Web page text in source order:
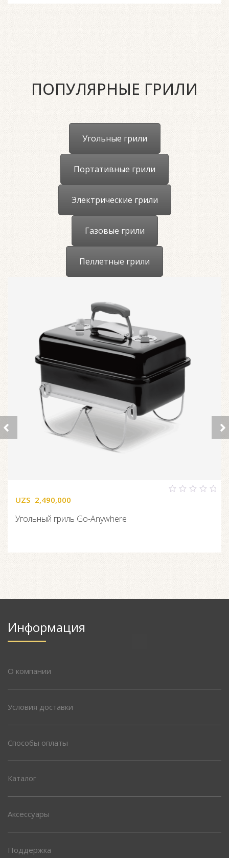
ПОПУЛЯРНЫЕ ГРИЛИ
Угольные грили
Портативные грили
Электрические грили
Газовые грили
Пеллетные грили
UZS 2,490,000
Угольный гриль Go-Anywhere
Информация
О компании
Условия доставки
Способы оплаты
Каталог
Аксессуары
Поддержка